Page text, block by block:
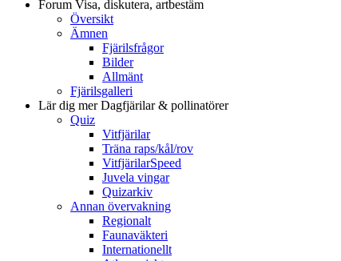
Forum Visa, diskutera, artbestäm
Översikt
Ämnen
Fjärilsfrågor
Bilder
Allmänt
Fjärilsgalleri
Lär dig merDagfjärilar & pollinatörer
Quiz
Vitfjärilar
Träna raps/kål/rov
VitfjärilarSpeed
Juvela vingar
Quizarkiv
Annan övervakning
Regionalt
Faunaväkteri
Internationellt